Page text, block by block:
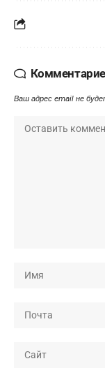
Ваш адрес email не